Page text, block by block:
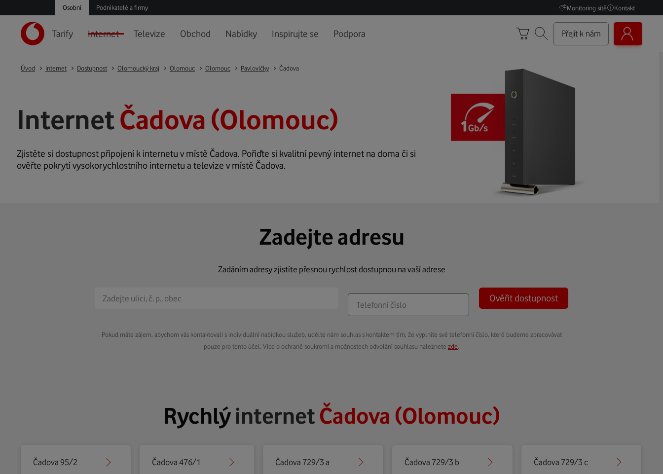
Osobní Podnikatelé a firmy Monitoring sítě Kontakt
Tarify Internet Televize Obchod Nabídky Inspirujte se Podpora Přejít k nám
Úvod Internet Dostupnost Olomoucký kraj Olomouc Olomouc Pavlovičky Čadova
InternetČadova (Olomouc)
Zjistěte si dostupnost připojení k internetu v místě Čadova. Pořiďte si kvalitní pevný internet na doma či si
ověřte pokrytí vysokorychlostního internetu a televize v místě Čadova.
Zadejte adresu
Zadáním adresy zjistíte přesnou rychlost dostupnou na vaší adrese
Ověřit dostupnost
Pokud máte zájem, abychom vás kontaktovali s individuální nabídkou služeb, udělte nám souhlas s kontaktem tím, že vyplníte své telefonní číslo, které budeme zpracovávat
pouze pro tento účel. Více o ochraně soukromí a možnostech odvolání souhlasu naleznete zde
RychlýinternetČadova (Olomouc)
Čadova 95/2 Čadova 476/1 Čadova 729/3 a Čadova 729/3 b Čadova 729/3 c